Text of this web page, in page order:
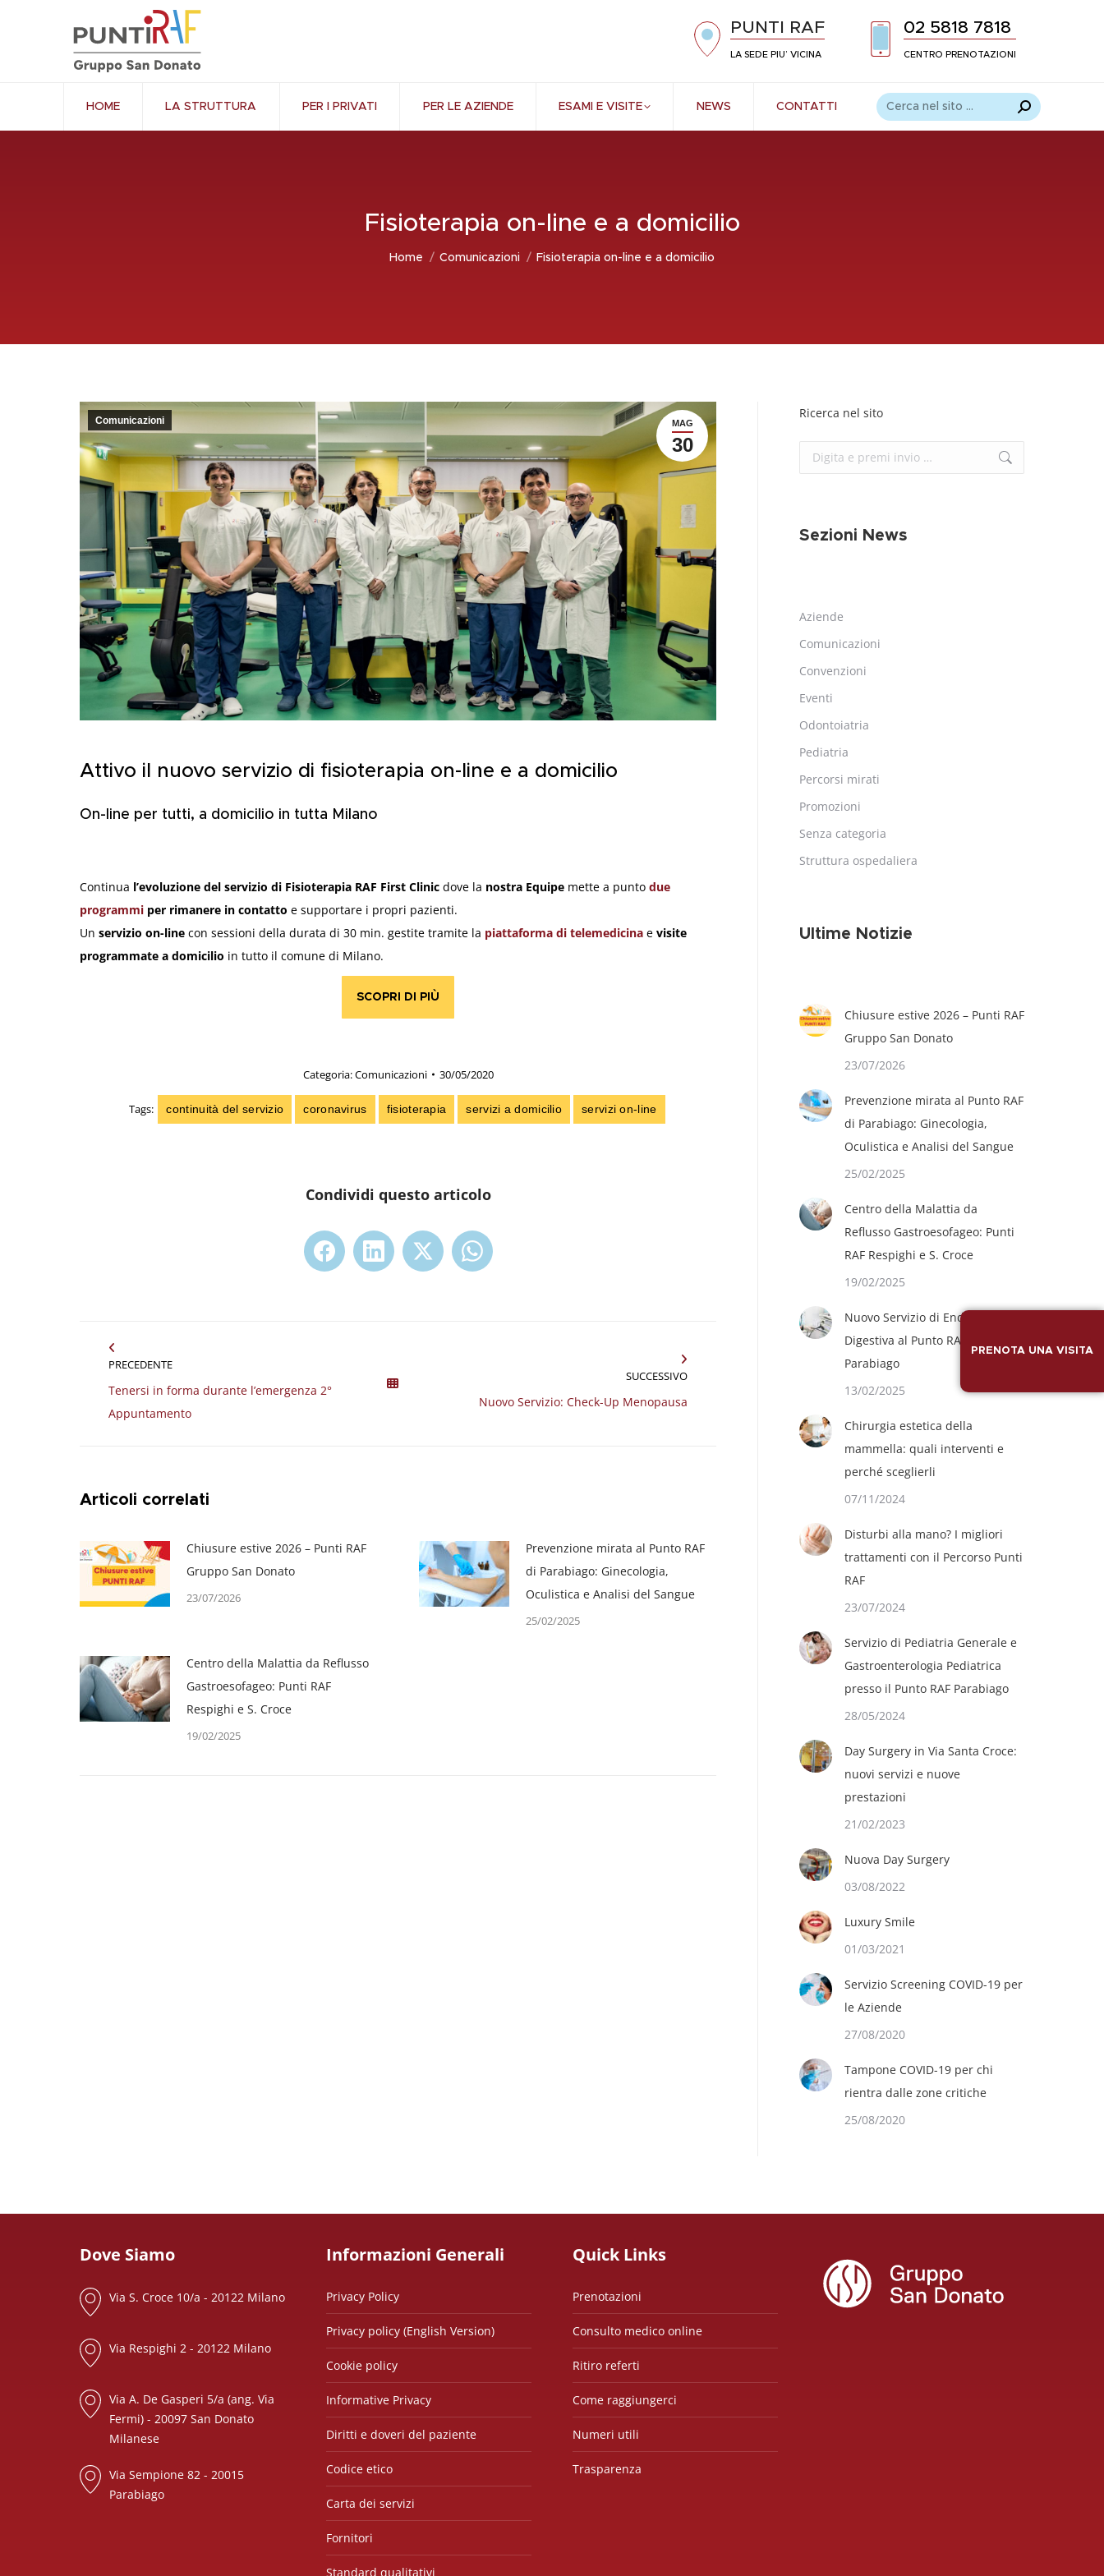
PUNTI RAF
LA SEDE PIU’ VICINA
02 5818 7818
CENTRO PRENOTAZIONI
HOME LA STRUTTURA PER I PRIVATI PER LE AZIENDE ESAMI E VISITE NEWS CONTATTI
PRENOTA UNA VISITA
Cerca:
Fisioterapia on-line e a domicilio
Tu sei qui:
Home Comunicazioni Fisioterapia on-line e a domicilio
MAG
30
Comunicazioni
Attivo il nuovo servizio di fisioterapia on-line e a domicilio
On-line per tutti, a domicilio in tutta Milano
Continua l’evoluzione del servizio di Fisioterapia RAF First Clinic dove la nostra Equipe mette a punto due
programmi per rimanere in contatto e supportare i propri pazienti.
Un servizio on-line con sessioni della durata di 30 min. gestite tramite la piattaforma di telemedicina e visite
programmate a domicilio in tutto il comune di Milano.
SCOPRI DI PIÙ
Categoria:Comunicazioni 30/05/2020
Tags: continuità del servizio coronavirus fisioterapia servizi a domicilio servizi on-line
Condividi questo articolo
CondividiCondividi
CondividiCondividi
post
PRECEDENTE
Post
precedente:
Tenersi in forma durante l’emergenza 2°
Appuntamento
SUCCESSIVO
Nuovo Servizio: Check-Up Menopausa
Articoli correlati
Chiusure estive 2026 – Punti RAF
Gruppo San Donato
23/07/2026
Prevenzione mirata al Punto RAF
di Parabiago: Ginecologia,
Oculistica e Analisi del Sangue
25/02/2025
Centro della Malattia da Reflusso
Gastroesofageo: Punti RAF
Respighi e S. Croce
19/02/2025
Ricerca nel sito
Cerca:
Sezioni News
Aziende
Comunicazioni
Convenzioni
Eventi
Odontoiatria
Pediatria
Percorsi mirati
Promozioni
Senza categoria
Struttura ospedaliera
Ultime Notizie
Chiusure estive 2026 – Punti RAF
Gruppo San Donato
23/07/2026
Prevenzione mirata al Punto RAF
di Parabiago: Ginecologia,
Oculistica e Analisi del Sangue
25/02/2025
Centro della Malattia da
Reflusso Gastroesofageo: Punti
RAF Respighi e S. Croce
19/02/2025
Nuovo Servizio di Endoscopia
Digestiva al Punto RAF
Parabiago
13/02/2025
Chirurgia estetica della
mammella: quali interventi e
perché sceglierli
07/11/2024
Disturbi alla mano? I migliori
trattamenti con il Percorso Punti
RAF
23/07/2024
Servizio di Pediatria Generale e
Gastroenterologia Pediatrica
presso il Punto RAF Parabiago
28/05/2024
Day Surgery in Via Santa Croce:
nuovi servizi e nuove
prestazioni
21/02/2023
Nuova Day Surgery
03/08/2022
Luxury Smile
01/03/2021
Servizio Screening COVID-19 per
le Aziende
27/08/2020
Tampone COVID-19 per chi
rientra dalle zone critiche
25/08/2020
Dove Siamo
Via S. Croce 10/a - 20122 Milano
Via Respighi 2 - 20122 Milano
Via A. De Gasperi 5/a (ang. Via
Fermi) - 20097 San Donato
Milanese
Via Sempione 82 - 20015
Parabiago
Informazioni Generali
Privacy Policy
Privacy policy (English Version)
Cookie policy
Informative Privacy
Diritti e doveri del paziente
Codice etico
Carta dei servizi
Fornitori
Standard qualitativi
Quick Links
Prenotazioni
Consulto medico online
Ritiro referti
Come raggiungerci
Numeri utili
Trasparenza